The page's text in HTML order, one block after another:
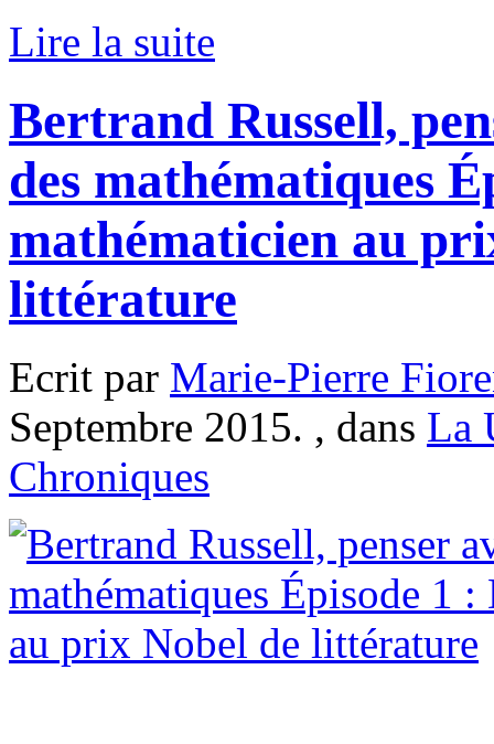
Lire la suite
Bertrand Russell,
des mathématiques
mathématicien au
littérature
Ecrit par Marie-Pierre
Septembre 2015. , dans La
Chroniques